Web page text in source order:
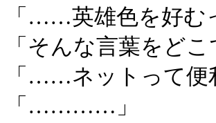
「……英雄色を好む
「そんな言葉をど
「……ネットって便
「…………」